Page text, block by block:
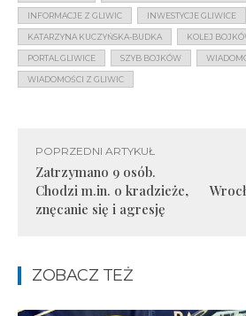
INFORMACJE Z GLIWIC INWESTYCJE GLIWICE
KATARZYNA KUCZYŃSKA-BUDKA KOLEJ
PORTAL GLIWICE SZYB BOJKÓW
WIADOMOŚCI Z GLIWIC
POPRZEDNI ARTYKUŁ
Zatrzymano 9 osób.
Chodzi m.in. o kradzieże,
znęcanie się i agresję
ZOBACZ TEŻ